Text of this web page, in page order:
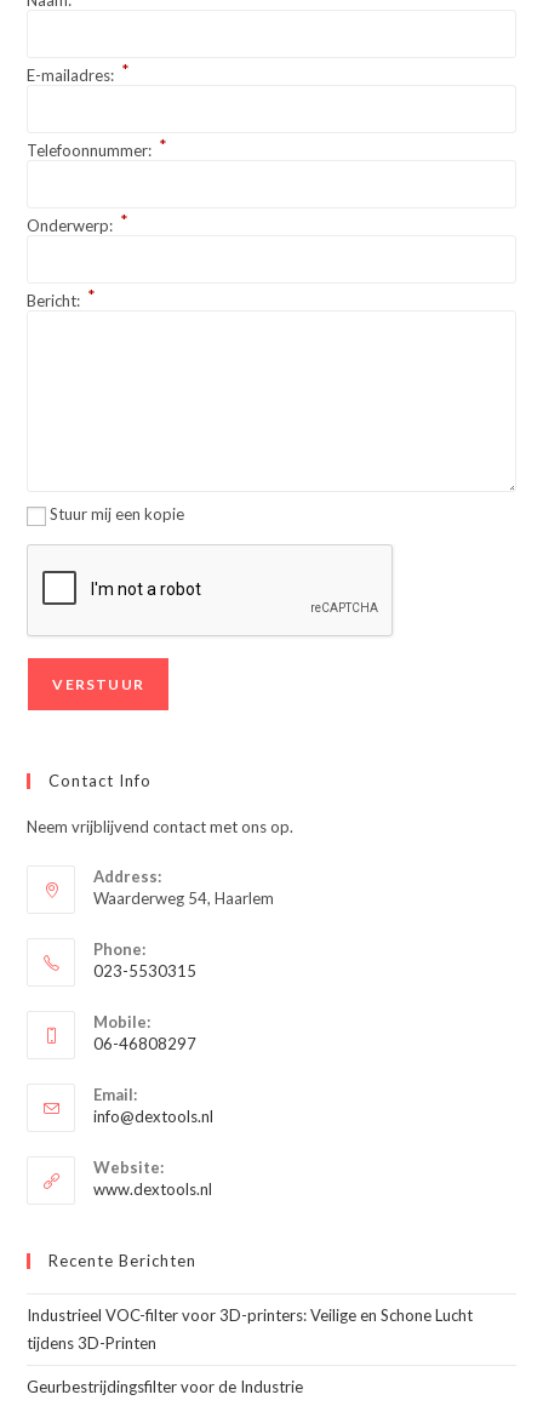
E-mailadres: *
Telefoonnummer: *
Onderwerp: *
Bericht: *
Stuur mij een kopie
Contact Info
Neem vrijblijvend contact met ons op.
Address:
Waarderweg 54, Haarlem
Phone:
023-5530315
in
je
toepassing
Mobile:
06-46808297
in
je
toepassing
Email:
info@dextools.nl
Website:
www.dextools.nl
Recente Berichten
Industrieel VOC-filter voor 3D-printers: Veilige en Schone Lucht
tijdens 3D-Printen
Geurbestrijdingsfilter voor de Industrie